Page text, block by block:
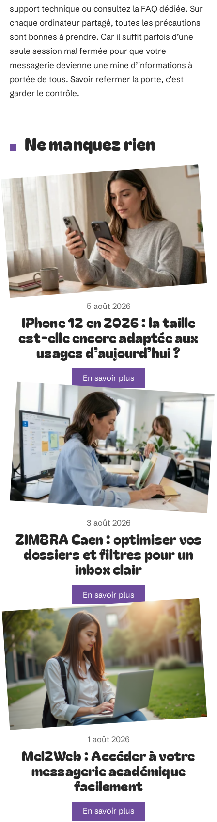
support technique ou consultez la FAQ dédiée. Sur
chaque ordinateur partagé, toutes les précautions
sont bonnes à prendre. Car il suffit parfois d’une
seule session mal fermée pour que votre
messagerie devienne une mine d’informations à
portée de tous. Savoir refermer la porte, c’est
garder le contrôle.
Ne manquez rien
5 août 2026
IPhone 12 en 2026 : la taille
est-elle encore adaptée aux
usages d’aujourd’hui ?
En savoir plus
3 août 2026
ZIMBRA Caen : optimiser vos
dossiers et filtres pour un
inbox clair
En savoir plus
1 août 2026
Mel2Web : Accéder à votre
messagerie académique
facilement
En savoir plus